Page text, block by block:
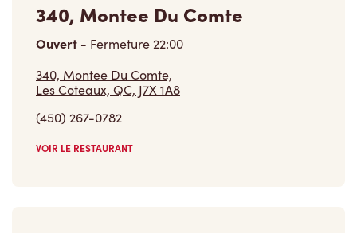
340, Montee Du Comte
Ouvert - Fermeture22:00
340, Montee Du Comte,
Les Coteaux, QC, J7X 1A8
(450) 267-0782
VOIR LE RESTAURANT